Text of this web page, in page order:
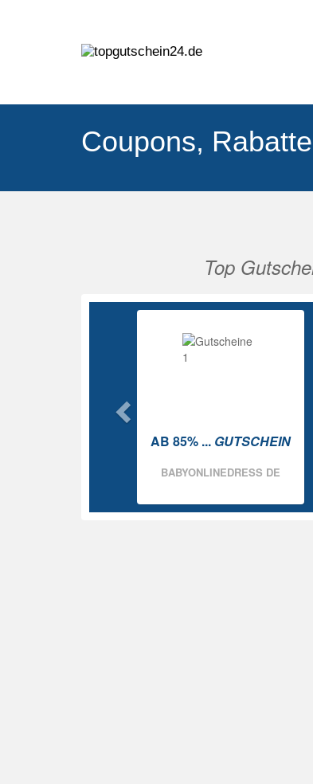
Coupons,
Top
AB 85% ... GUTSCHEIN
BABYONLINEDRESS DE
Vorherige